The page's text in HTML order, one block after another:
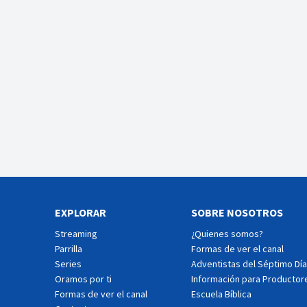
EXPLORAR
Streaming
Parrilla
Series
Oramos por ti
Formas de ver el canal
SOBRE NOSOTROS
¿Quienes somos?
Formas de ver el canal
Adventistas del Séptimo Día
Información para
Escuela Bíblica